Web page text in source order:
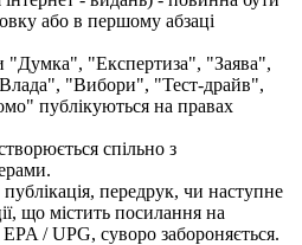
або в першому абзаці
"Думка", "Експертиза", "Заява",
"Вибори", "Тест-драйв",
публікуються на правах
спільно з
передрук, чи наступне
що містить посилання на
/ UPG, суворо забороняється.